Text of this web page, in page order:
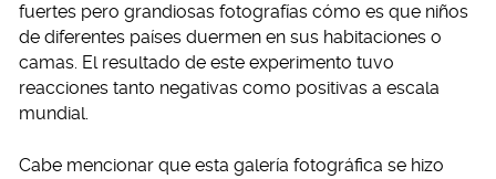
fuertes pero grandiosas fotografías cómo es que niños
de diferentes países duermen en sus habitaciones o
camas. El resultado de este experimento tuvo
reacciones tanto negativas como positivas a escala
mundial.
Cabe mencionar que esta galería fotográfica se hizo